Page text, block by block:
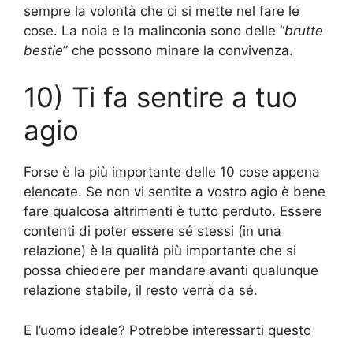
sempre la volontà che ci si mette nel fare le
cose. La noia e la malinconia sono delle “brutte
bestie” che possono minare la convivenza.
10) Ti fa sentire a tuo
agio
Forse è la più importante delle 10 cose appena
elencate. Se non vi sentite a vostro agio è bene
fare qualcosa altrimenti è tutto perduto. Essere
contenti di poter essere sé stessi (in una
relazione) è la qualità più importante che si
possa chiedere per mandare avanti qualunque
relazione stabile, il resto verrà da sé.
E l’uomo ideale? Potrebbe interessarti questo